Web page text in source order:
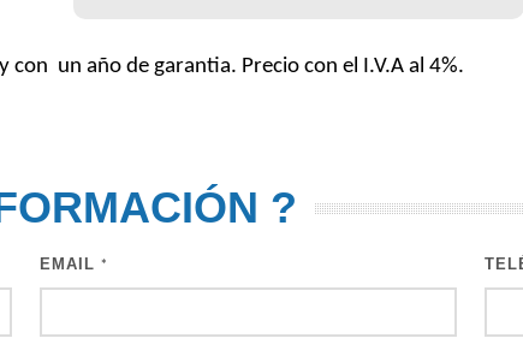
un año de garantia. Precio con el I.V.A al 4%.
?
EMAIL*